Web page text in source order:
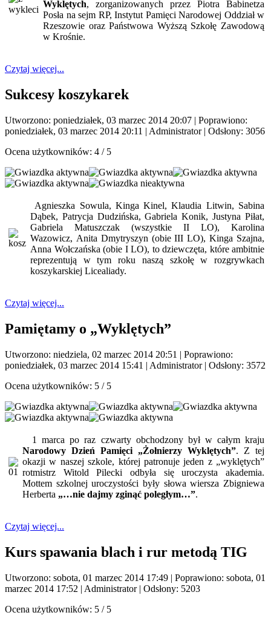
Wyklętych, zorganizowanych przez Piotra Babinetza
Posła na sejm RP, Instytut Pamięci Narodowej Oddział w
Rzeszowie oraz Państwowa Wyższą Szkołę Zawodową
w Krośnie.
Czytaj więcej...
Sukcesy koszykarek
Utworzono: poniedziałek, 03 marzec 2014 20:07 | Poprawiono:
poniedziałek, 03 marzec 2014 20:11 | Administrator| Odsłony: 3056
Ocena użytkowników: 4 / 5
Agnieszka Sowula, Kinga Kinel, Klaudia Litwin, Sabina
Dąbek, Patrycja Dudzińska, Gabriela Konik, Justyna Piłat,
Gabriela Matuszczak (wszystkie II LO), Karolina
Wazowicz, Anita Dmytryszyn (obie III LO), Kinga Szajna,
Anna Wołczańska (obie I LO), to dziewczęta, które ambitnie
reprezentują w tym roku naszą szkołę w rozgrywkach
koszykarskiej Licealiady.
Czytaj więcej...
Pamiętamy o „Wyklętych”
Utworzono: niedziela, 02 marzec 2014 20:51 | Poprawiono:
poniedziałek, 03 marzec 2014 15:41 | Administrator| Odsłony: 3572
Ocena użytkowników: 5 / 5
1 marca po raz czwarty obchodzony był w całym kraju
Narodowy Dzień Pamięci „Żołnierzy Wyklętych”. Z tej
okazji w naszej szkole, której patronuje jeden z „wyklętych”
rotmistrz Witold Pilecki odbyła się uroczysta akademia.
Mottem szkolnej uroczystości były słowa wiersza Zbigniewa
Herberta „…nie dajmy zginąć poległym…”.
Czytaj więcej...
Kurs spawania blach i rur metodą TIG
Utworzono: sobota, 01 marzec 2014 17:49 | Poprawiono: sobota, 01
marzec 2014 17:52 | Administrator| Odsłony: 5203
Ocena użytkowników: 5 / 5